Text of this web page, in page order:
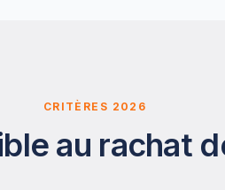
CRITÈRES 2026
au rachat